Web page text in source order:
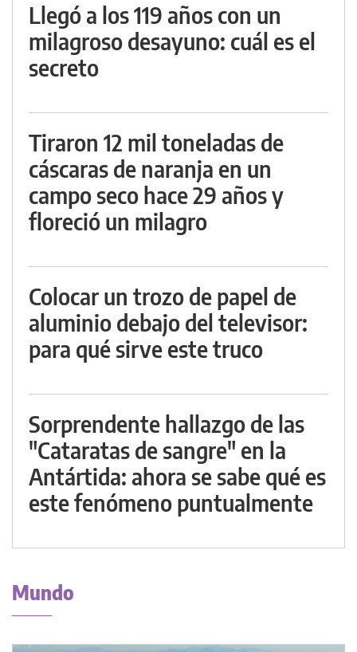
Llegó a los 119 años con un
milagroso desayuno: cuál es el
secreto
Tiraron 12 mil toneladas de
cáscaras de naranja en un
campo seco hace 29 años y
floreció un milagro
Colocar un trozo de papel de
aluminio debajo del televisor:
para qué sirve este truco
Sorprendente hallazgo de las
"Cataratas de sangre" en la
Antártida: ahora se sabe qué es
este fenómeno puntualmente
Mundo